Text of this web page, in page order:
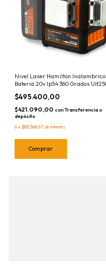
Nivel Laser Hamilton Inalambrico
Bateria 20v Ip54 360 Grados
$495.400,00
$421.090,00 con Transferencia o
depósito
6 x $82.566,67 sin interés